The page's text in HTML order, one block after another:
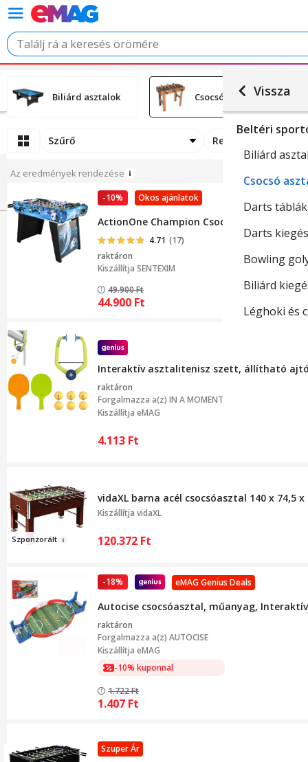
Vissza
Beltéri
Biliárd
Csocsó
Darts
Darts
Bowling
Biliárd
Léghoki és
Biliárd asztalok Csocsó asztalok
Szűrő Rendezési
Az eredmények rendezése
Okos ajánlatok
-10%
ActionOne Champion Csocsó asztal, 121 x
4.71 (17)
raktáron
Kiszállítja SENTEXIM
49.900Ft
44.900 Ft
Interaktív asztalitenisz szett, állítható
raktáron
Forgalmazza a(z) IN A MOMENT
Kiszállítja eMAG
4.113 Ft
Szponzorált
vidaXL barna acél csocsóasztal 140 x 74,5 x
Kiszállítja vidaXL
120.372 Ft
eMAG Genius Deals
-18%
Autocise csocsóasztal, műanyag,
raktáron
Forgalmazza a(z) AUTOCISE
Kiszállítja eMAG
-10% kuponnal
1.722Ft
1.407 Ft
Szuper Ár